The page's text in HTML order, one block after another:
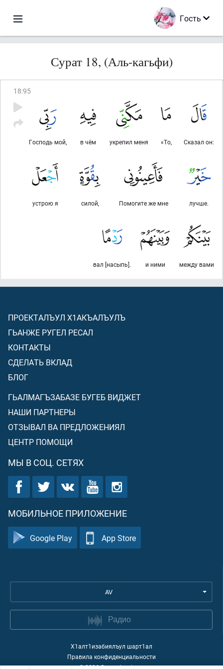
Гость
Сурат 18, (Аль-кагьфи)
18:95
Сказал он:
«То,
укрепил меня
в чём
Господь мой,
лучше.
Помогите же мне
силой,
устрою я
между вами
и ними
вал [насыпь].
ПРОЕКТАЛЪУЛ Х1АКЪАЛЪУЛЪ
ГЬАНЖЕ РУГЕЛ РЕСАЛ
КОНТАКТЫ
СДЕЛАТЬ ВКЛАД
БЛОГ
ГЬАЛМАГЪЗАБАЗЕ БУГЕБ ВИДЖЕТ
НАШИ ПАРТНЕРЫ
ОТЗЫВАЛ ВА ПРЕДЛОЖЕНИЯЛ
ЦЕНТР ПОМОЩИ
МЫ В СОЦ. СЕТЯХ
МОБИЛЬНОЕ ПРИЛОЖЕНИЕ
Google Play App Store
AV
Радио
Х1алт1изабиялъул шарт1ал
Правила конфиденциальности
©2026Quran Academy